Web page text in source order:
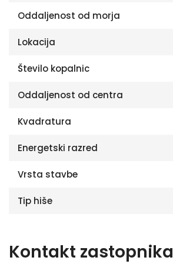
Oddaljenost od morja
Lokacija
Število kopalnic
Oddaljenost od centra
Kvadratura
Energetski razred
Vrsta stavbe
Tip hiše
Kontakt zastopnika